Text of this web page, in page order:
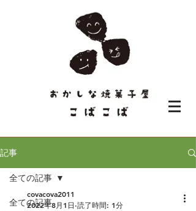
記事
全ての記事
全ての記事
covacova2011
2022年8月1日 読了時間: 1分